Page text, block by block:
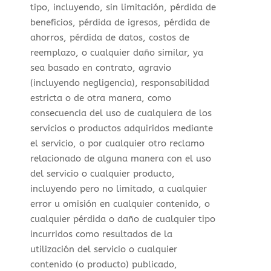
tipo, incluyendo, sin limitación, pérdida de
beneficios, pérdida de igresos, pérdida de
ahorros, pérdida de datos, costos de
reemplazo, o cualquier daño similar, ya
sea basado en contrato, agravio
(incluyendo negligencia), responsabilidad
estricta o de otra manera, como
consecuencia del uso de cualquiera de los
servicios o productos adquiridos mediante
el servicio, o por cualquier otro reclamo
relacionado de alguna manera con el uso
del servicio o cualquier producto,
incluyendo pero no limitado, a cualquier
error u omisión en cualquier contenido, o
cualquier pérdida o daño de cualquier tipo
incurridos como resultados de la
utilización del servicio o cualquier
contenido (o producto) publicado,